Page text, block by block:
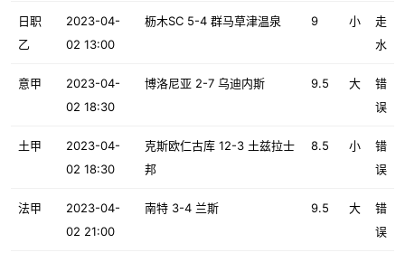
日职
乙
2023-04-
02 13:00
枥木SC 5-4 群马草津温泉 9 小
走
水
意甲
2023-04-
02 18:30
博洛尼亚 2-7 乌迪内斯 9.5 大
错
误
土甲
2023-04-
02 18:30
克斯欧仁古库 12-3 土兹拉士
邦
8.5 小
错
误
法甲
2023-04-
02 21:00
南特 3-4 兰斯 9.5 大
错
误